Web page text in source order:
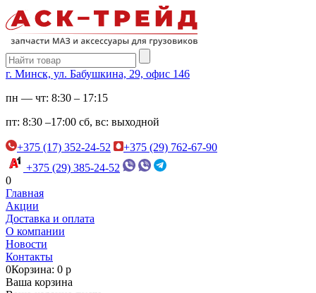
г. Минск, ул. Бабушкина, 29, офис 146
пн — чт: 8:30 – 17:15
пт: 8:30 –17:00 сб, вс: выходной
+375 (17) 352-24-52
+375 (29) 762-67-90
+375 (29) 385-24-52
0
Главная
Акции
Доставка и оплата
О компании
Новости
Контакты
0Корзина: 0 р
Ваша корзина